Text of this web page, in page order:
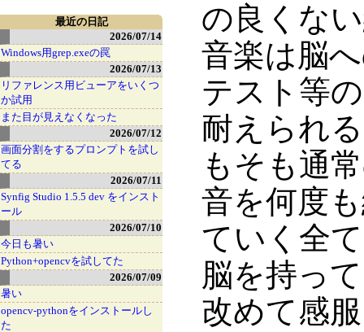
の良くな
音楽は脳
テスト等
耐えられ
もそも通
音を何度
ていく全
脳を持っ
改めて感
最近の日記
2026/07/14
Windows用grep.exeの罠
2026/07/13
リファレンス用ビューアをいくつ
か試用
また目が見えなくなった
2026/07/12
画面分割をするプロンプトを試し
てる
2026/07/11
Synfig Studio 1.5.5 dev をインスト
ール
2026/07/10
今日も暑い
Python+opencvを試してた
2026/07/09
暑い
opencv-pythonをインストールし
た